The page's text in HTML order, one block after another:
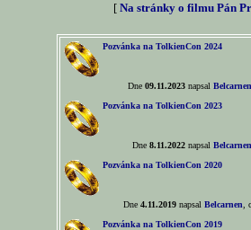
[ Na stránky o filmu Pán
Pozvánka na TolkienCon 2024
Dne 09.11.2023napsal Belcarnen
Pozvánka na TolkienCon 2023
Dne 8.11.2022napsal Belcarnen
Pozvánka na TolkienCon 2020
Dne 4.11.2019napsal Belcarnen ,
Pozvánka na TolkienCon 2019